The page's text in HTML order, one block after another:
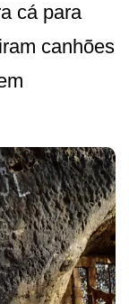
cá para
canhões